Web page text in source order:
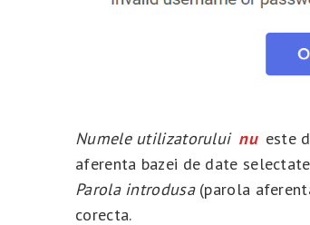
Numele utilizatorului nu este
aferenta bazei de date
Parola introdusa(parola
corecta.